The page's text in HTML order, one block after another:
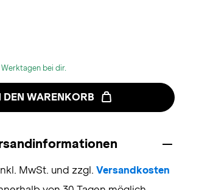
bei dir.
DEN WARENKORB
MwSt. und zzgl. Versandkosten